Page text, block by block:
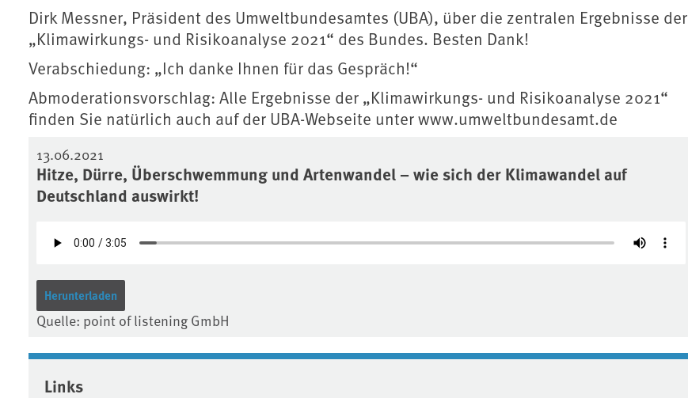
Dirk Messner, Präsident des Umweltbundesamtes (UBA), über die zentralen Ergebnisse der
„Klimawirkungs- und Risikoanalyse 2021“ des Bundes. Besten Dank!
Verabschiedung: „Ich danke Ihnen für das Gespräch!“
Abmoderationsvorschlag: Alle Ergebnisse der „Klimawirkungs- und Risikoanalyse 2021“
finden Sie natürlich auch auf der UBA-Webseite unter www.umweltbundesamt.de
13.06.2021
Hitze, Dürre, Überschwemmung und Artenwandel – wie sich der Klimawandel auf
Deutschland auswirkt!
Herunterladen
Quelle: point of listening GmbH
Associated content
Links